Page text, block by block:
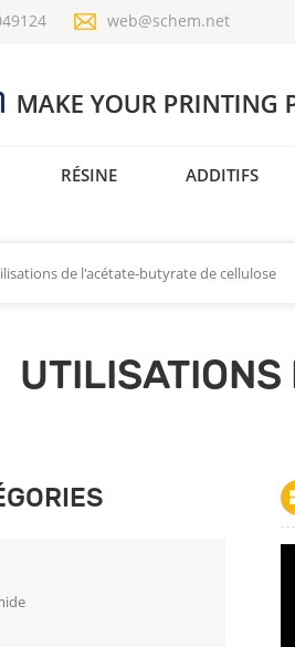
web@schem.net
RÉSINE ADDITIFS
de l'acétate-butyrate de cellulose
UTILISATIONS